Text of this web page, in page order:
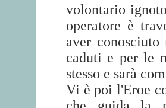
volontario
operatore è
aver
caduti e per le
stesso e sarà
Vi è poi l'Eroe